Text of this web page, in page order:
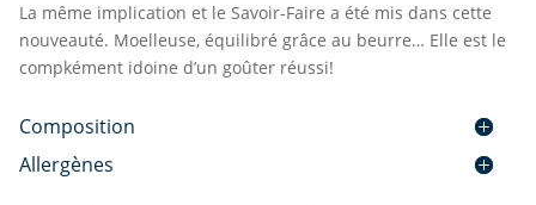
La même implication et le Savoir-Faire a été mis dans cette
nouveauté. Moelleuse, équilibré grâce au beurre… Elle est le
compkément idoine d’un goûter réussi!
Composition
Allergènes